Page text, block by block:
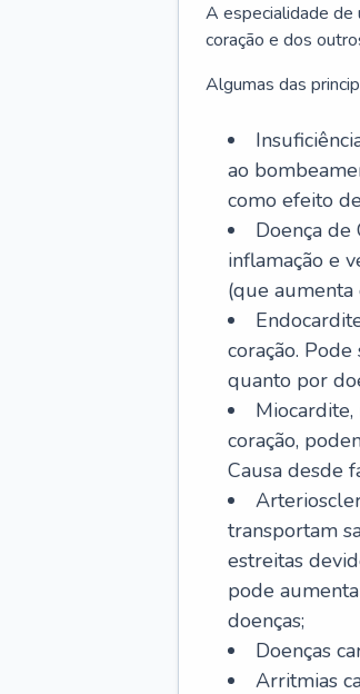
A especialidade de
coração e dos
Algumas das
ao
como efeito
Doença de
inflamação e
(que aumenta
coração.
quanto por
coração,
Causa desde
transportam
estreitas
pode
doenças;
Doenças
Arritmias